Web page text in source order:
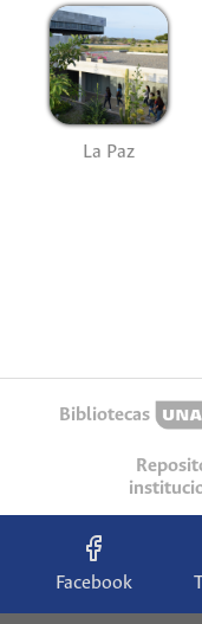
La Paz
Bibliotecas
Facebook